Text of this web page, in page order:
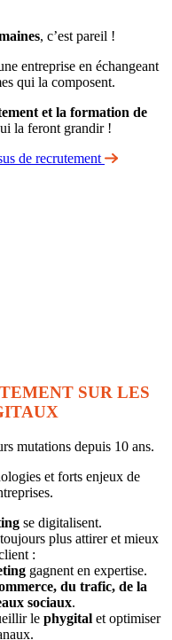
, c’est pareil !
entreprise en échangeant
qui la composent.
et la formation de
la feront grandir !
de recrutement
SUR LES
mutations depuis 10 ans.
et forts enjeux de
se digitalisent.
plus attirer et mieux
:
gagnent en expertise.
du trafic, de la
sociaux.
le phygitalet optimiser